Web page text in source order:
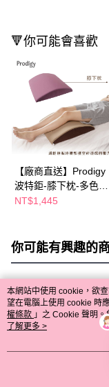
🔻你可能會喜歡
【廠商直送】Prodigy
波特鉅-膝下枕-多色任
選
NT$1,445
你可能有興趣的
熱門標籤
本網站中使用 cookie，欲
望在電腦上使用 cookie 時
權條款 」之 Cookie 聲明
用條款之 Cookie 聲明使用
了解更多 >